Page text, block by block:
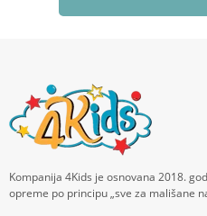
Kompanija 4Kids je osnovana 2018.
opreme po principu „sve za mališane